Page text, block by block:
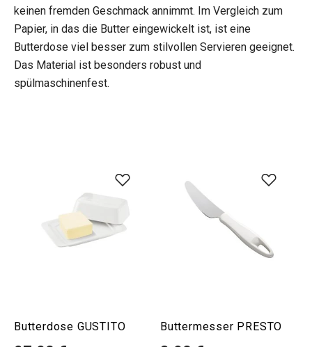
keinen fremden Geschmack annimmt. Im Vergleich zum
Papier, in das die Butter eingewickelt ist, ist eine
Butterdose viel besser zum stilvollen Servieren geeignet.
Das Material ist besonders robust und
spülmaschinenfest.
Butterdose GUSTITO Buttermesser PRESTO